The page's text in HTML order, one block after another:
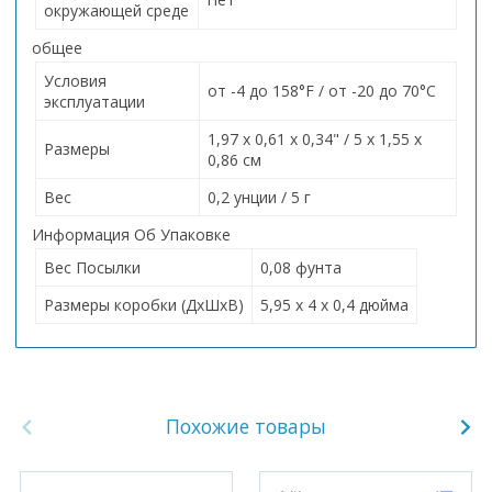
окружающей среде
общее
Условия
эксплуатации
от -4 до 158°F / от -20 до 70°C
Размеры
1,97 x 0,61 x 0,34" / 5 x 1,55 x
0,86 см
Вес
0,2 унции / 5 г
Информация Об Упаковке
Вес Посылки
0,08 фунта
Размеры коробки (ДхШхВ)
5,95 x 4 x 0,4 дюйма
Похожие товары